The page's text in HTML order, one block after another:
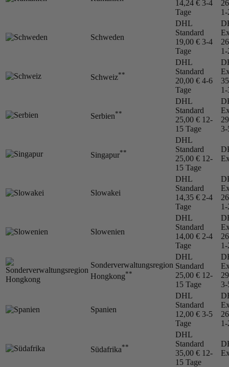
14,24 € 3-4
Tage
1-
Schweden
DHL
Standard
19,00 € 3-4
Tage
1-
Schweiz**
DHL
Standard
20,00 € 4-6
Tage
1-
Serbien**
DHL
Standard
25,00 € 12-
15 Tage
3-
Singapur**
DHL
Standard
25,00 € 12-
15 Tage
Slowakei
DHL
Standard
14,35 € 2-4
Tage
1-
Slowenien
DHL
Standard
14,00 € 2-4
Tage
1-
Sonderverwaltungsregion
Hongkong**
DHL
Standard
25,00 € 12-
15 Tage
3-
Spanien
DHL
Standard
12,00 € 3-5
Tage
1-
Südafrika**
DHL
Standard
35,00 € 12-
15 Tage